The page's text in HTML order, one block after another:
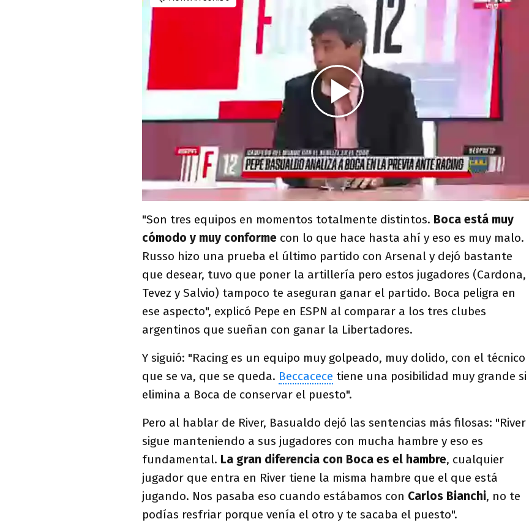
"Son tres equipos en momentos totalmente distintos. Boca está muy
cómodo y muy conforme con lo que hace hasta ahí y eso es muy malo.
Russo hizo una prueba el último partido con Arsenal y dejó bastante
que desear, tuvo que poner la artillería pero estos jugadores (Cardona,
Tevez y Salvio) tampoco te aseguran ganar el partido. Boca peligra en
ese aspecto", explicó Pepe en ESPN al comparar a los tres clubes
argentinos que sueñan con ganar la Libertadores.
Y siguió: "Racing es un equipo muy golpeado, muy dolido, con el técnico
que se va, que se queda. Beccacece tiene una posibilidad muy grande si
elimina a Boca de conservar el puesto".
Pero al hablar de River, Basualdo dejó las sentencias más filosas: "River
sigue manteniendo a sus jugadores con mucha hambre y eso es
fundamental. La gran diferencia con Boca es el hambre, cualquier
jugador que entra en River tiene la misma hambre que el que está
jugando. Nos pasaba eso cuando estábamos con Carlos Bianchi, no te
podías resfriar porque venía el otro y te sacaba el puesto".